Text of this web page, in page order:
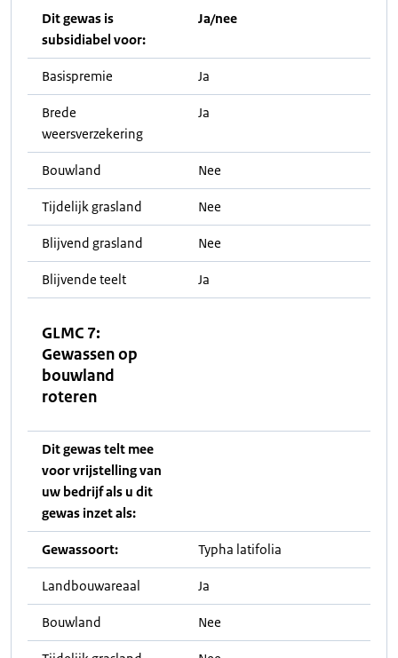
Dit gewas is
subsidiabel voor:
Ja/nee
Basispremie Ja
Brede
weersverzekering
Ja
Bouwland Nee
Tijdelijk grasland Nee
Blijvend grasland Nee
Blijvende teelt Ja
GLMC 7:
Gewassen op
bouwland
roteren
Dit gewas telt mee
voor vrijstelling van
uw bedrijf als u dit
gewas inzet als:
Gewassoort: Typha latifolia
Landbouwareaal Ja
Bouwland Nee